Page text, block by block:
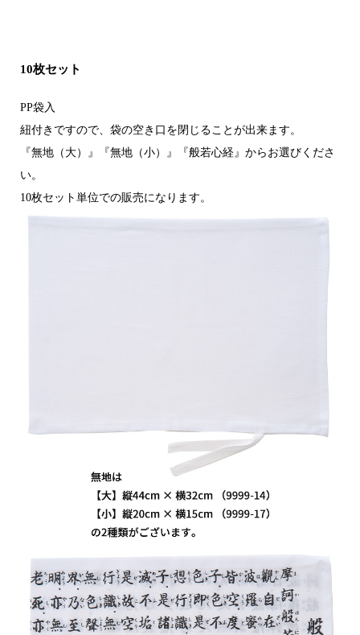
10枚セット
PP袋入
紐付きですので、袋の空き口を閉じることが出来ます。
『無地（大）』『無地（小）』『般若心経』からお選びくださ
い。
10枚セット単位での販売になります。